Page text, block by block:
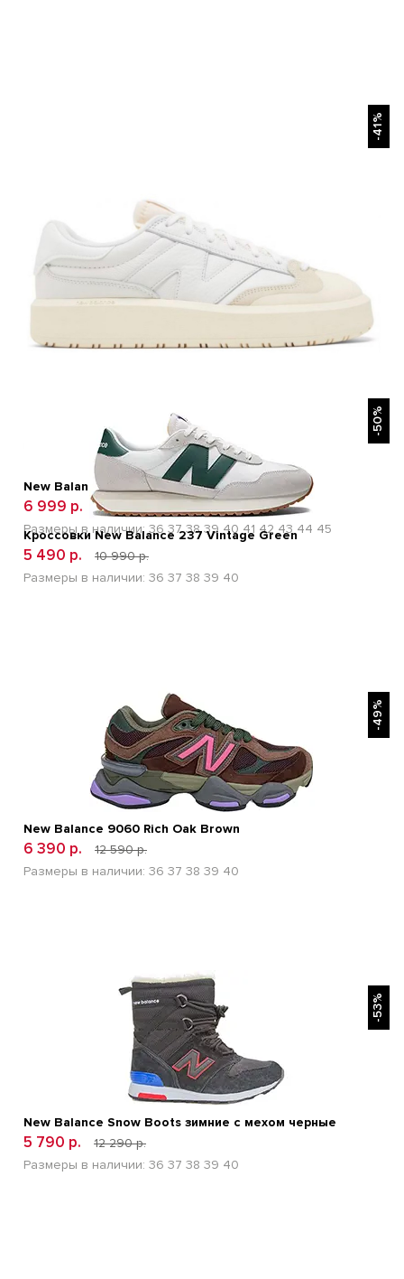
-41%
New Balance CT-302 White Moonbeam
6 999 р.
11 900 р.
Размеры в наличии: 36 37 38 39 40 41 42 43 44 45
-50%
Кроссовки New Balance 237 Vintage Green
5 490 р.
10 990 р.
Размеры в наличии: 36 37 38 39 40
-49%
New Balance 9060 Rich Oak Brown
6 390 р.
12 590 р.
Размеры в наличии: 36 37 38 39 40
БЫСТРЫЙ ПРОСМОТР
-53%
New Balance Snow Boots зимние с мехом черные
5 790 р.
12 290 р.
Размеры в наличии: 36 37 38 39 40